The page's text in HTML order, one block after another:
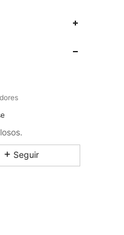
Seguir